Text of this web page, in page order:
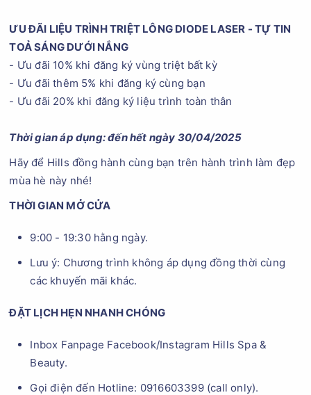
ƯU ĐÃI LIỆU TRÌNH TRIỆT LÔNG DIODE LASER - TỰ TIN
TOẢ SÁNG DƯỚI NẮNG
- Ưu đãi 10% khi đăng ký vùng triệt bất kỳ
- Ưu đãi thêm 5% khi đăng ký cùng bạn
- Ưu đãi 20% khi đăng ký liệu trình toàn thân
Thời gian áp dụng: đến hết ngày 30/04/2025
Hãy để Hills đồng hành cùng bạn trên hành trình làm đẹp
mùa hè này nhé!
THỜI GIAN MỞ CỬA
9:00 - 19:30 hằng ngày.
Lưu ý: Chương trình không áp dụng đồng thời cùng
các khuyến mãi khác.
ĐẶT LỊCH HẸN NHANH CHÓNG
Inbox Fanpage Facebook/Instagram Hills Spa &
Beauty.
Gọi điện đến Hotline: 0916603399 (call only).